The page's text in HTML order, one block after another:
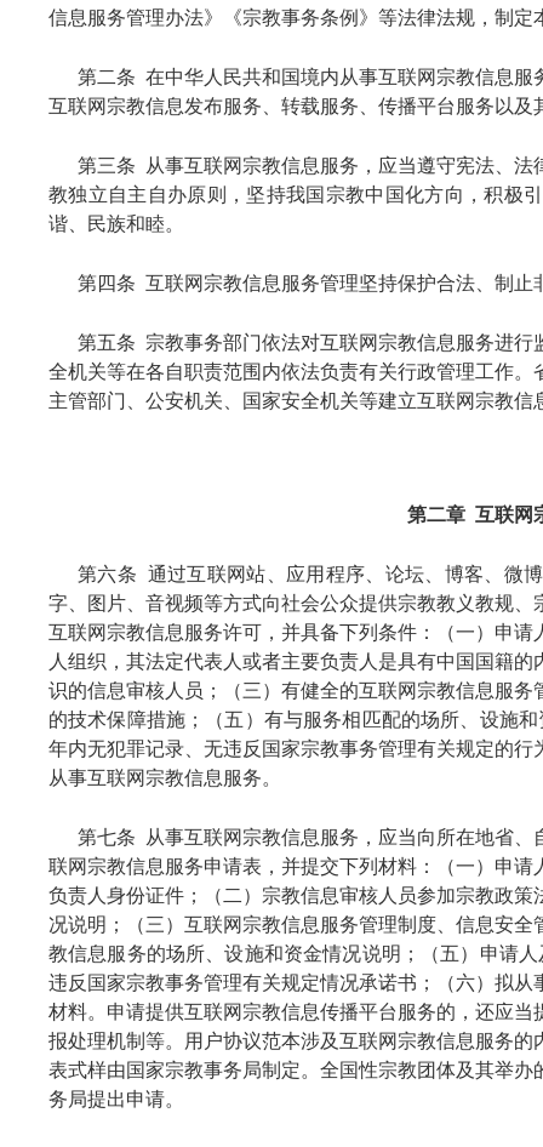
信息服务管理办法》《宗教事务条例》等法律法规，制定
第二条 在中华人民共和国境内从事互联网宗教信息
互联网宗教信息发布服务、转载服务、传播平台服务以
第三条 从事互联网宗教信息服务，应当遵守宪法、
教独立自主自办原则，坚持我国宗教中国化方向，积极
谐、民族和睦。
第四条 互联网宗教信息服务管理坚持保护合法、制
第五条 宗教事务部门依法对互联网宗教信息服务进
全机关等在各自职责范围内依法负责有关行政管理工作
主管部门、公安机关、国家安全机关等建立互联网宗教信
第二章 互联网
第六条 通过互联网站、应用程序、论坛、博客、微
字、图片、音视频等方式向社会公众提供宗教教义教规
互联网宗教信息服务许可，并具备下列条件：（一）申
人组织，其法定代表人或者主要负责人是具有中国国籍
识的信息审核人员；（三）有健全的互联网宗教信息服
的技术保障措施；（五）有与服务相匹配的场所、设施
年内无犯罪记录、无违反国家宗教事务管理有关规定的
从事互联网宗教信息服务。
第七条 从事互联网宗教信息服务，应当向所在地省
联网宗教信息服务申请表，并提交下列材料：（一）申
负责人身份证件；（二）宗教信息审核人员参加宗教政
况说明；（三）互联网宗教信息服务管理制度、信息安
教信息服务的场所、设施和资金情况说明；（五）申请
违反国家宗教事务管理有关规定情况承诺书；（六）拟
材料。申请提供互联网宗教信息传播平台服务的，还应
报处理机制等。用户协议范本涉及互联网宗教信息服务
表式样由国家宗教事务局制定。全国性宗教团体及其举
务局提出申请。